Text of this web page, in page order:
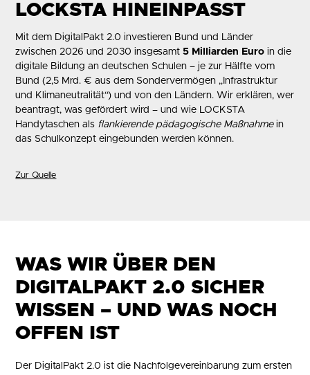
LOCKSTA HINEINPASST
Mit dem DigitalPakt 2.0 investieren Bund und Länder
zwischen 2026 und 2030 insgesamt5 Milliarden Euro in die
digitale Bildung an deutschen Schulen – je zur Hälfte vom
Bund (2,5 Mrd. € aus dem Sondervermögen „Infrastruktur
und Klimaneutralität“) und von den Ländern. Wir erklären, wer
beantragt, was gefördert wird – und wie LOCKSTA
Handytaschen als flankierende pädagogische Maßnahmein
das Schulkonzept eingebunden werden können.
Zur Quelle
WAS WIR ÜBER DEN
DIGITALPAKT 2.0 SICHER
WISSEN – UND WAS NOCH
OFFEN IST
Der DigitalPakt 2.0 ist die Nachfolgevereinbarung zum ersten